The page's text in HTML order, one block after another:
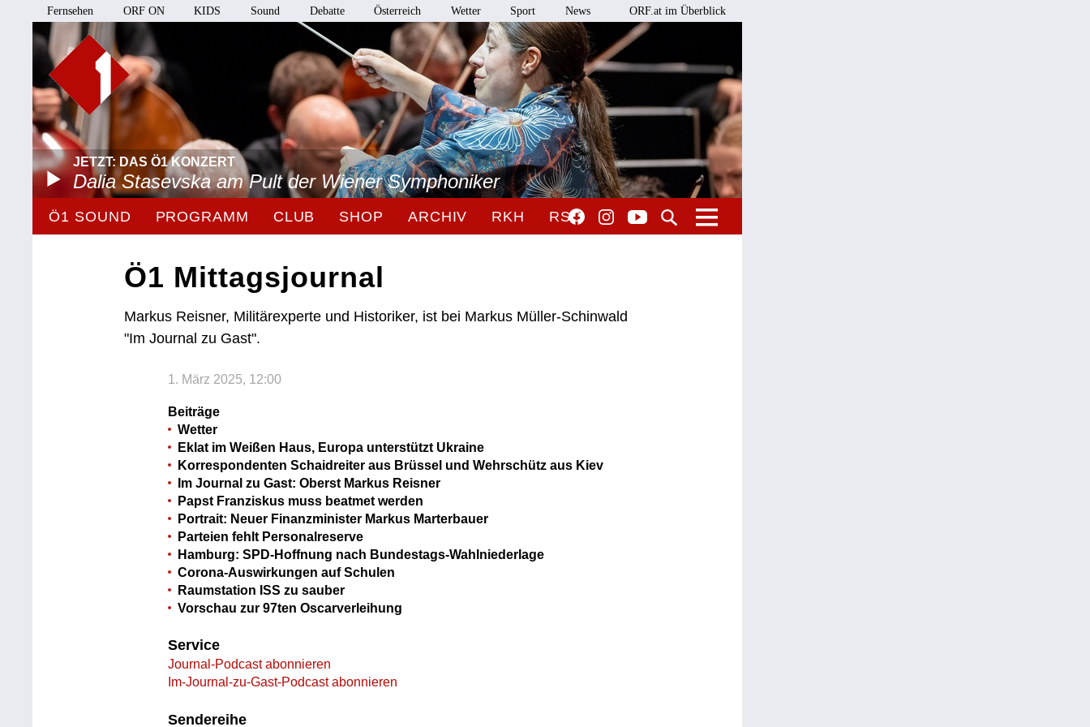
Fernsehen ORF ON KIDS Sound Debatte Österreich Wetter Sport News ORF.at im Überblick
JETZT: DAS Ö1 KONZERT
Dalia Stasevska am Pult der Wiener Symphoniker
Ö1 SOUND PROGRAMM CLUB SHOP ARCHIV RKH RSO
Ö1 Mittagsjournal
Markus Reisner, Militärexperte und Historiker, ist bei Markus Müller-Schinwald
"Im Journal zu Gast".
1. März 2025, 12:00
Beiträge
Wetter
Eklat im Weißen Haus, Europa unterstützt Ukraine
Korrespondenten Schaidreiter aus Brüssel und Wehrschütz aus Kiev
Im Journal zu Gast: Oberst Markus Reisner
Papst Franziskus muss beatmet werden
Portrait: Neuer Finanzminister Markus Marterbauer
Parteien fehlt Personalreserve
Hamburg: SPD-Hoffnung nach Bundestags-Wahlniederlage
Corona-Auswirkungen auf Schulen
Raumstation ISS zu sauber
Vorschau zur 97ten Oscarverleihung
Service
Journal-Podcast abonnieren
Im-Journal-zu-Gast-Podcast abonnieren
Sendereihe